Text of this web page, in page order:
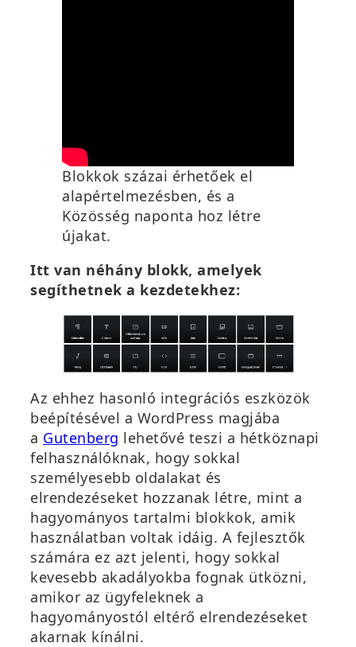
Blokkok százai érhetőek el
alapértelmezésben, és a
Közösség naponta hoz létre
újakat.
Itt van néhány blokk, amelyek
segíthetnek a kezdetekhez:
Az ehhez hasonló integrációs eszközök
beépítésével a WordPress magjába
a Gutenberg lehetővé teszi a hétköznapi
felhasználóknak, hogy sokkal
személyesebb oldalakat és
elrendezéseket hozzanak létre, mint a
hagyományos tartalmi blokkok, amik
használatban voltak idáig. A fejlesztők
számára ez azt jelenti, hogy sokkal
kevesebb akadályokba fognak ütközni,
amikor az ügyfeleknek a
hagyományostól eltérő elrendezéseket
akarnak kínálni.